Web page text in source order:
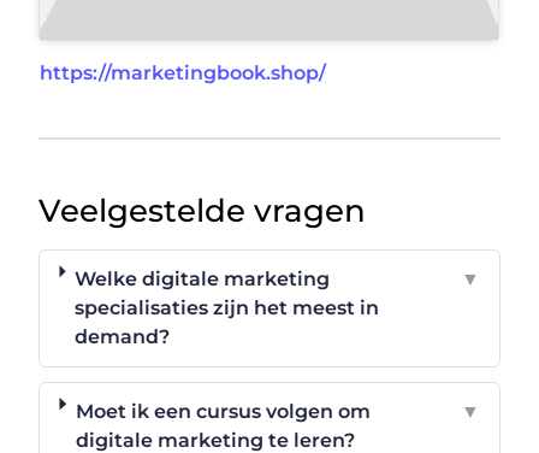
https://marketingbook.shop/
Veelgestelde vragen
Welke digitale marketing
specialisaties zijn het meest in
demand?
▼
Moet ik een cursus volgen om
digitale marketing te leren?
▼